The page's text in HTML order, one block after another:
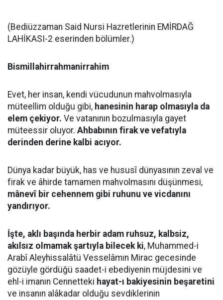
(Bediüzzaman Said Nursi Hazretlerinin EMİRDAĞ
LAHİKASI-2 eserinden bölümler.)
Bismillahirrahmanirrahim
Evet, her insan, kendi vücudunun mahvolmasıyla
müteellim olduğu gibi, hanesinin harap olmasıyla da
elem çekiyor. Ve vatanının bozulmasıyla gayet
müteessir oluyor. Ahbabının firak ve vefatıyla
derinden derine kalbi acıyor.
Dünya kadar büyük, has ve hususî dünyasının zeval ve
firak ve âhirde tamamen mahvolmasını düşünmesi,
mânevî bir cehennem gibi ruhunu ve vicdanını
yandırıyor.
İşte, aklı başında herbir adam ruhsuz, kalbsiz,
akılsız olmamak şartıyla bilecek ki, Muhammed-i
Arabî Aleyhissalâtü Vesselâmın Mirac gecesinde
gözüyle gördüğü saadet-i ebediyenin müjdesini ve
ehl-i imanın Cennetteki hayat-ı bakiyesinin beşaretini
ve insanın alâkadar olduğu sevdiklerinin